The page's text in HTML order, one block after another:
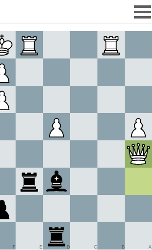
A
B
C
D
E
F